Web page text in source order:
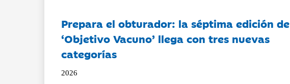
Prepara el obturador: la séptima edición de
‘Objetivo Vacuno’ llega con tres nuevas
categorías
2026